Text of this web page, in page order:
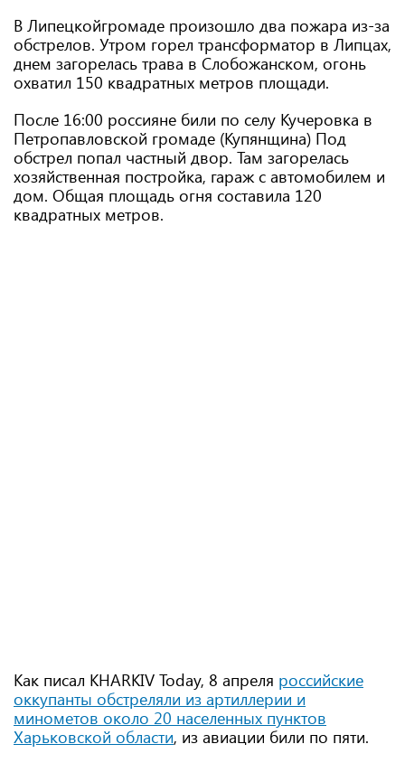
В Липецкойгромаде произошло два пожара из-за
обстрелов. Утром горел трансформатор в Липцах,
днем загорелась трава в Слобожанском, огонь
охватил 150 квадратных метров площади.
После 16:00 россияне били по селу Кучеровка в
Петропавловской громаде (Купянщина) Под
обстрел попал частный двор. Там загорелась
хозяйственная постройка, гараж с автомобилем и
дом. Общая площадь огня составила 120
квадратных метров.
Как писал KHARKIV Today, 8 апреля российские
оккупанты обстреляли из артиллерии и
минометов около 20 населенных пунктов
Харьковской области, из авиации били по пяти.